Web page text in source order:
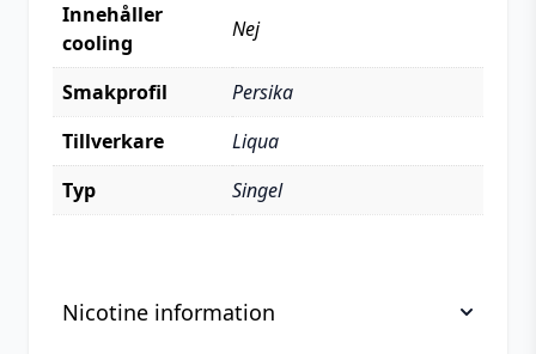
Nicotine information
Innehåller
cooling
Nej
Smakprofil
Persika
Tillverkare
Liqua
Typ
Singel